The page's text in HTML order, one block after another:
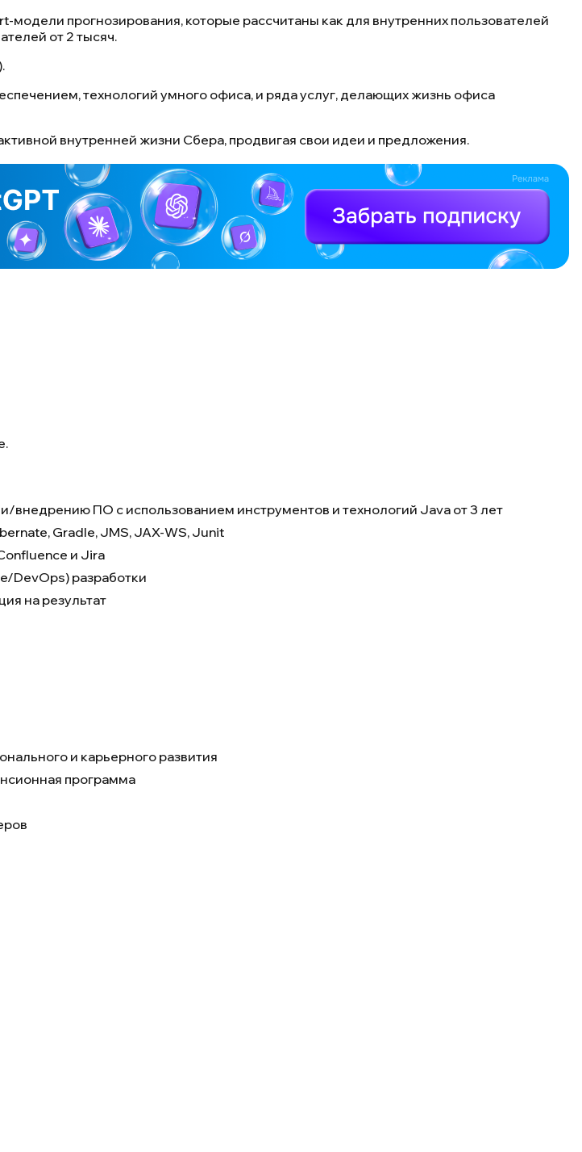
прогнозирования, которые рассчитаны как для внутренних пользователей
от 2 тысяч.
технологий умного офиса, и ряда услуг, делающих жизнь офиса
внутренней жизни Сбера, продвигая свои идеи и предложения.
внедрению ПО с использованием инструментов и технологий Java от 3 лет
Gradle, JMS, JAX-WS, Junit
и Jira
DevOps) разработки
на результат
и карьерного развития
программа